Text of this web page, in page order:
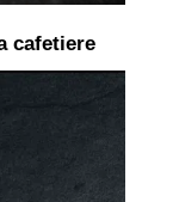
cafetiere